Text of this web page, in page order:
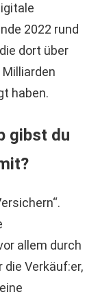
2022 rund
dort über
Milliarden
haben.
gibst du
allem durch
Verkäuf:er,